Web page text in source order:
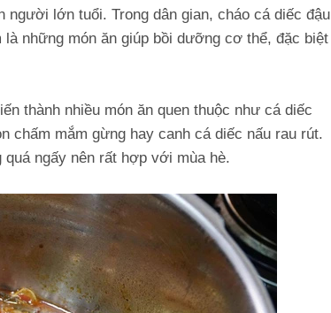
lớn tuổi. Trong dân gian, cháo cá diếc đậu
những món ăn giúp bồi dưỡng cơ thể, đặc biệt
thành nhiều món ăn quen thuộc như cá diếc
chấm mắm gừng hay canh cá diếc nấu rau rút.
ngấy nên rất hợp với mùa hè.